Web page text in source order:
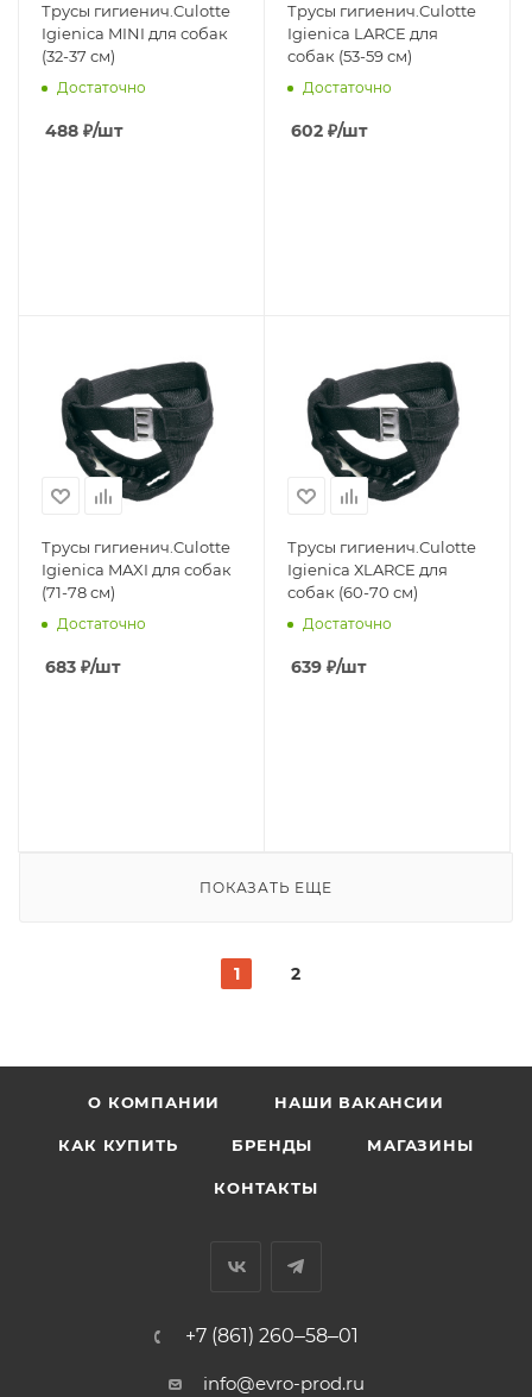
Трусы гигиенич.Culotte
Igienica MINI для собак
(32-37 см)
Достаточно
488 ₽/шт
Трусы гигиенич.Culotte
Igienica LARCE для
собак (53-59 см)
Достаточно
602 ₽/шт
Трусы гигиенич.Culotte
Igienica MAXI для собак
(71-78 см)
Достаточно
683 ₽/шт
Трусы гигиенич.Culotte
Igienica ХLARCE для
собак (60-70 см)
Достаточно
639 ₽/шт
ПОКАЗАТЬ ЕЩЕ
1 2
О КОМПАНИИ НАШИ ВАКАНСИИ
КАК КУПИТЬ БРЕНДЫ МАГАЗИНЫ
КОНТАКТЫ
+7 (861) 260‒58‒01
info@evro-prod.ru